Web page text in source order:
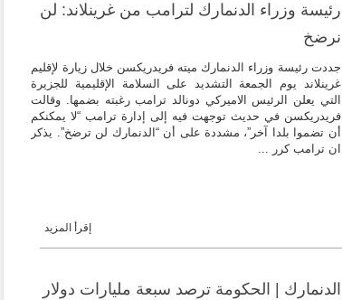
رئيسة وزراء الدنمارك لترامب من غرينلاند: لن
نرضخ
جددت رئيسة وزراء الدنمارك ميته فريدريكسن خلال زيارة لإقليم
غرينلاند يوم الجمعة التشديد على السلامة الإقليمية للجزيرة
التي يعلن الرئيس الاميركي دونالد ترامب رغبته بضمها. وقالت
فريدريكسن في حديث توجهت فيه إلى إدارة ترامب “لا يمكنكم
أن تضموا بلدا آخر”، مشددة على أن “الدنمارك لن ترضخ”. يذكر
ان ترامب كرر ...
إقرأ المزيد
الدنمارك | الحكومة ترصد سبعة مليارات دولار